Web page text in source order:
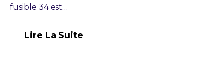
fusible 34 est…
Lire La Suite